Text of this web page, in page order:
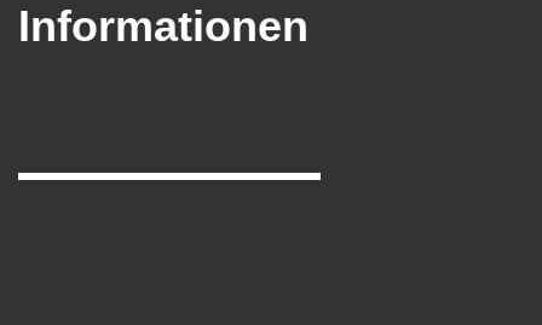
Informationen